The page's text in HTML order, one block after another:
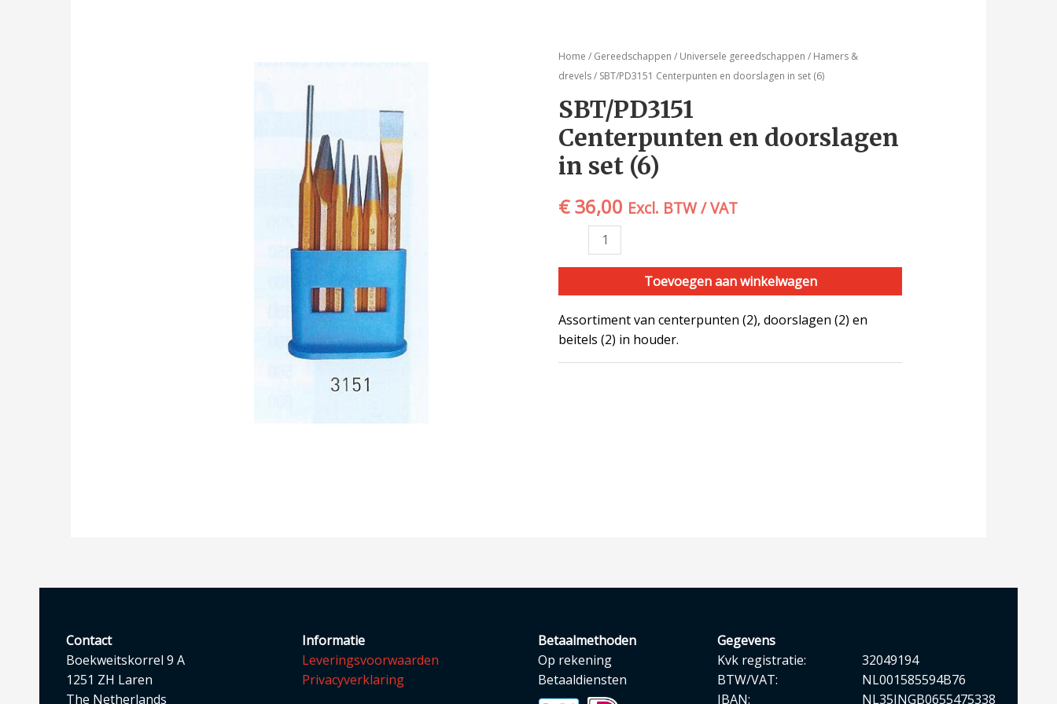
Home / Gereedschappen / Universele gereedschappen / Hamers &
drevels/ SBT/PD3151 Centerpunten en doorslagen in set (6)
SBT/PD3151
Centerpunten en doorslagen
in set (6)
€36,00 Excl. BTW / VAT
SBT/PD3151
Centerpunten
doorslagen
in
set
(6)
Toevoegen aan winkelwagen
Assortiment van centerpunten (2), doorslagen (2) en
beitels (2) in houder.
Contact
Boekweitskorrel 9 A
1251 ZH Laren
The Netherlands
Informatie
Leveringsvoorwaarden
Privacyverklaring
Betaalmethoden
Op rekening
Betaaldiensten
Gegevens
Kvk registratie:
BTW/VAT:
IBAN:
32049194
NL001585594B76
NL35INGB0655475338